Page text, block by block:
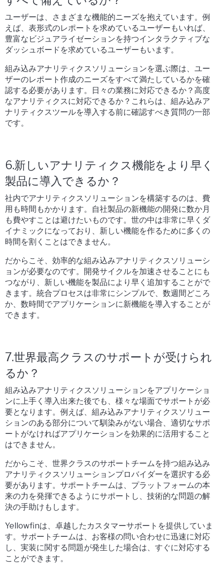
ユーザーは、さまざまな機能的ニーズを抱えています。例
えば、表形式のレポートを求めているユーザーもいれば、
豊富なビジュアライゼーションを持つインタラクティブな
ダッシュボードを求めているユーザーもいます。
組み込みアナリティクスソリューションを選ぶ際は、ユー
ザーのレポート作成のニーズをすべて満たしているかを確
認する必要があります。日々の業務に対応できるか？高度
なアナリティクスに対応できるか？これらは、組み込みア
ナリティクスツールを導入する前に確認すべき質問の一部
です。
6.新しいアナリティクス機能をより早く
製品に導入できるか？
社内でアナリティクスソリューションを構築するのは、費
用も時間もかかります。自社製品の新機能の開発に数か月
も費やすことは避けたいものです。世の中は非常に早くダ
イナミックになっており、新しい機能を作るために多くの
時間を割くことはできません。
だからこそ、効率的な組み込みアナリティクスソリューシ
ョンが必要なのです。開発サイクルを加速させることにも
つながり、新しい機能を製品により早く追加することがで
きます。統合プロセスは非常にシンプルで、数週間どころ
か、数時間でアプリケーションに新機能を導入することが
できます。
7.世界最高クラスのサポートが受けられ
るか？
組み込みアナリティクスソリューションをアプリケーショ
ンに上手く導入出来た後でも、様々な場面でサポートが必
要となります。例えば、組み込みアナリティクスソリュー
ションのある部分について馴染みがない場合、適切なサポ
ートがなければアプリケーションを効果的に活用すること
はできません。
だからこそ、世界クラスのサポートチームを持つ組み込み
アナリティクスソリューションプロバイダーを選択する必
要があります。サポートチームは、プラットフォームの本
来の力を発揮できるようにサポートし、技術的な問題の解
決の手助けもします。
Yellowfinは、卓越したカスタマーサポートを提供していま
す。サポートチームは、お客様の問い合わせに迅速に対応
し、実装に関する問題が発生した場合は、すぐに対応する
ことができます。